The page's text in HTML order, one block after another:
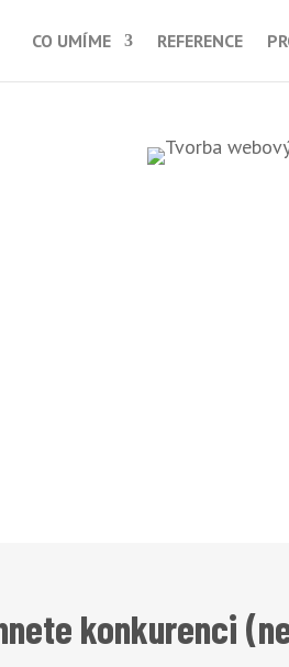
CO UMÍME REFERENCE
konkurenci